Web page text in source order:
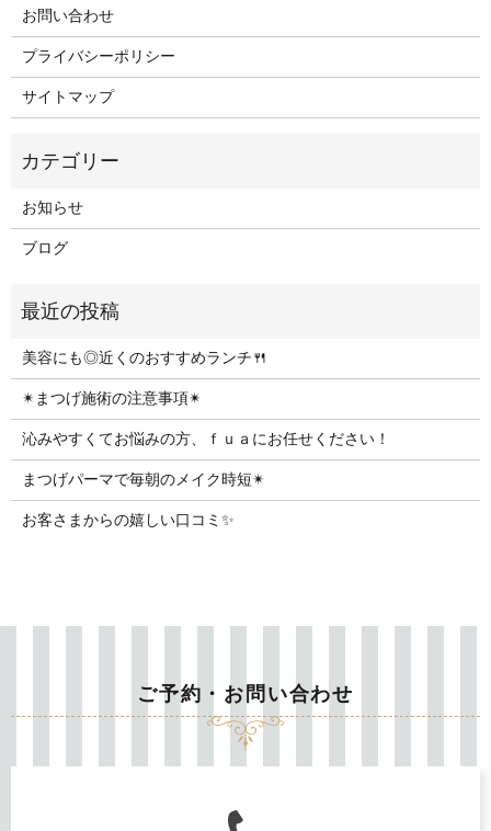
お問い合わせ
プライバシーポリシー
サイトマップ
お知らせ
ブログ
美容にも◎近くのおすすめランチ🍴
✴︎まつげ施術の注意事項✴︎
沁みやすくてお悩みの方、ｆｕａにお任せください！
まつげパーマで毎朝のメイク時短✴︎
お客さまからの嬉しい口コミ✨
ご予約・お問い合わせ